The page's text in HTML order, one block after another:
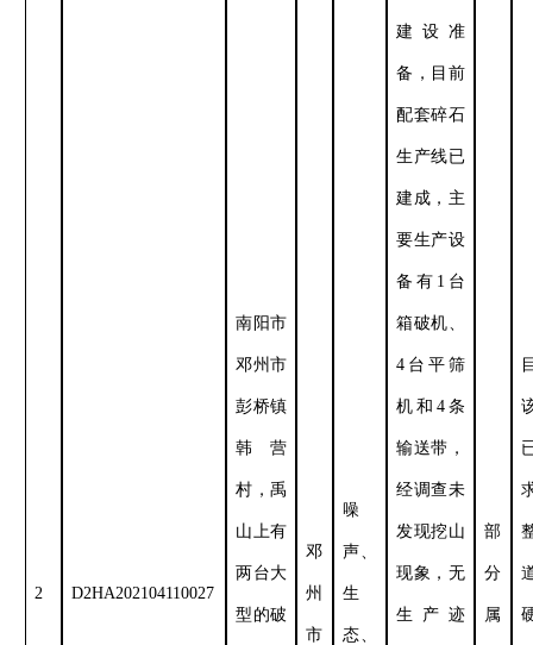
2 D2HA202104110027
南阳市
邓州市
彭桥镇
韩营
村，禹
山上有
两台大
型的破
邓
州
市
噪
声、
生
态、
建设准
备，目前
配套碎石
生产线已
建成，主
要生产设
备有 1 台
箱破机、
4 台平筛
机和 4条
输送带，
经调查未
发现挖山
现象，无
生产迹
部
分
属